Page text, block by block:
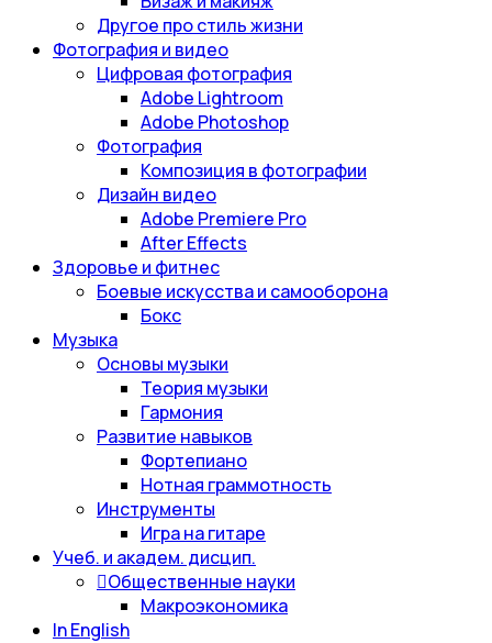
Другое про стиль жизни
Фотография и видео
Цифровая фотография
Adobe Lightroom
Adobe Photoshop
Фотография
Композиция в фотографии
Дизайн видео
Adobe Premiere Pro
After Effects
Здоровье и фитнес
Боевые искусства и самооборона
Бокс
Музыка
Основы музыки
Теория музыки
Гармония
Развитие навыков
Фортепиано
Нотная граммотность
Инструменты
Игра на гитаре
Учеб. и академ. дисцип.
Общественные науки
Макроэкономика
In English